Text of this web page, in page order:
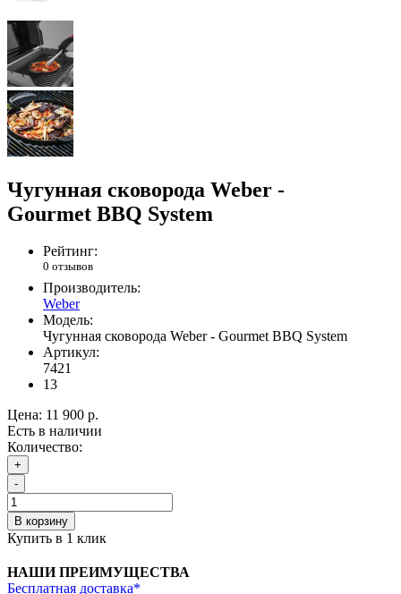
Чугунная сковорода Weber -
Gourmet BBQ System
Рейтинг:
0 отзывов
Производитель:
Weber
Модель:
Чугунная сковорода Weber - Gourmet BBQ System
Артикул:
7421
13
Цена: 11 900 р.
Есть в наличии
Количество:
+
-
В корзину
Купить в 1 клик
НАШИ ПРЕИМУЩЕСТВА
Бесплатная доставка*